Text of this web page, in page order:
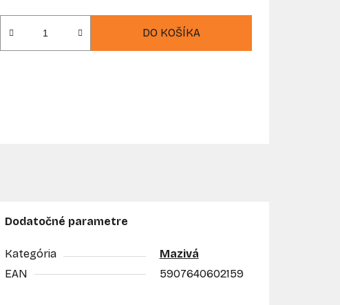
DO KOŠÍKA
Dodatočné parametre
Kategória
Mazivá
EAN
5907640602159